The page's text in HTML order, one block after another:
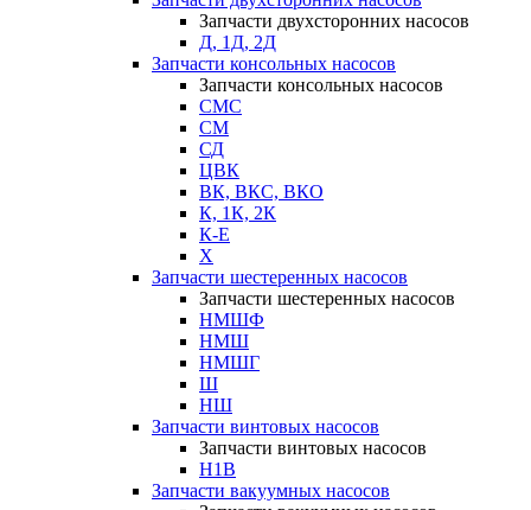
Запчасти двухсторонних насосов
Д, 1Д, 2Д
Запчасти консольных насосов
Запчасти консольных насосов
СМС
СМ
СД
ЦВК
ВК, ВКС, ВКО
К, 1К, 2К
К-Е
Х
Запчасти шестеренных насосов
Запчасти шестеренных насосов
НМШФ
НМШ
НМШГ
Ш
НШ
Запчасти винтовых насосов
Запчасти винтовых насосов
Н1В
Запчасти вакуумных насосов